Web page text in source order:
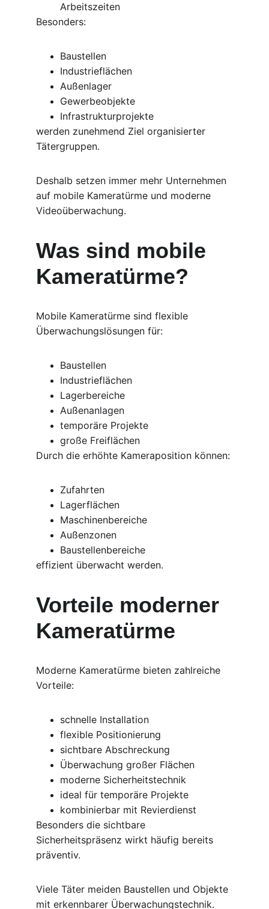
Arbeitszeiten
Besonders:
Baustellen
Industrieflächen
Außenlager
Gewerbeobjekte
Infrastrukturprojekte
werden zunehmend Ziel organisierter
Tätergruppen.
Deshalb setzen immer mehr Unternehmen
auf mobile Kameratürme und moderne
Videoüberwachung.
Was sind mobile
Kameratürme?
Mobile Kameratürme sind flexible
Überwachungslösungen für:
Baustellen
Industrieflächen
Lagerbereiche
Außenanlagen
temporäre Projekte
große Freiflächen
Durch die erhöhte Kameraposition können:
Zufahrten
Lagerflächen
Maschinenbereiche
Außenzonen
Baustellenbereiche
effizient überwacht werden.
Vorteile moderner
Kameratürme
Moderne Kameratürme bieten zahlreiche
Vorteile:
schnelle Installation
flexible Positionierung
sichtbare Abschreckung
Überwachung großer Flächen
moderne Sicherheitstechnik
ideal für temporäre Projekte
kombinierbar mit Revierdienst
Besonders die sichtbare
Sicherheitspräsenz wirkt häufig bereits
präventiv.
Viele Täter meiden Baustellen und Objekte
mit erkennbarer Überwachungstechnik.